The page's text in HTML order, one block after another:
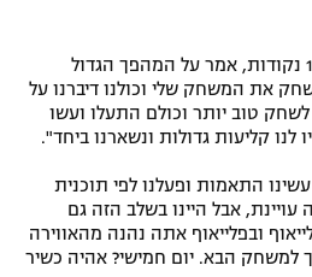
שהצטיין עם 18 נקודות, אמר על המהפך הגדול
את המשחק שלי וכולנו דיברנו על
טוב יותר וכולם התעלו ועשו
לנו קליעות גדולות ונשארנו ביחד".
התאמות ופעלנו לפי תוכנית
אבל היינו בשלב הזה גם
ובפלייאוף אתה נהנה מהאווירה
למשחק הבא. יום חמישי? אהיה כשיר